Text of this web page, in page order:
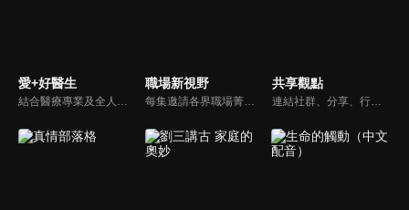
愛+好醫生
結合醫療專業及全人關懷的新型態節目，主持人黃瑽寧醫師親訪家庭，跨領域醫療顧問團全方位檢視，提供最完整、實用和正確的資訊來守護孩子的健康。
職場新視野
每集邀請各界職場菁英分享心路歷程與觀點，喬美倫老師也透過主題性的真理論述，幫助你我走入合神心意的職場文化。
共享觀點
連結社群、分享、行動的特色，運用講道學的架構，談論包含基要真理、生活話題及神學裝備三大面向主題。身為第六代基督徒，從小在教會中長大的周巽正，與第一代基督徒的廖文華，背景及生活經歷都不同，在節目中以輕鬆對談的方式，貢獻出不同角度的觀點。